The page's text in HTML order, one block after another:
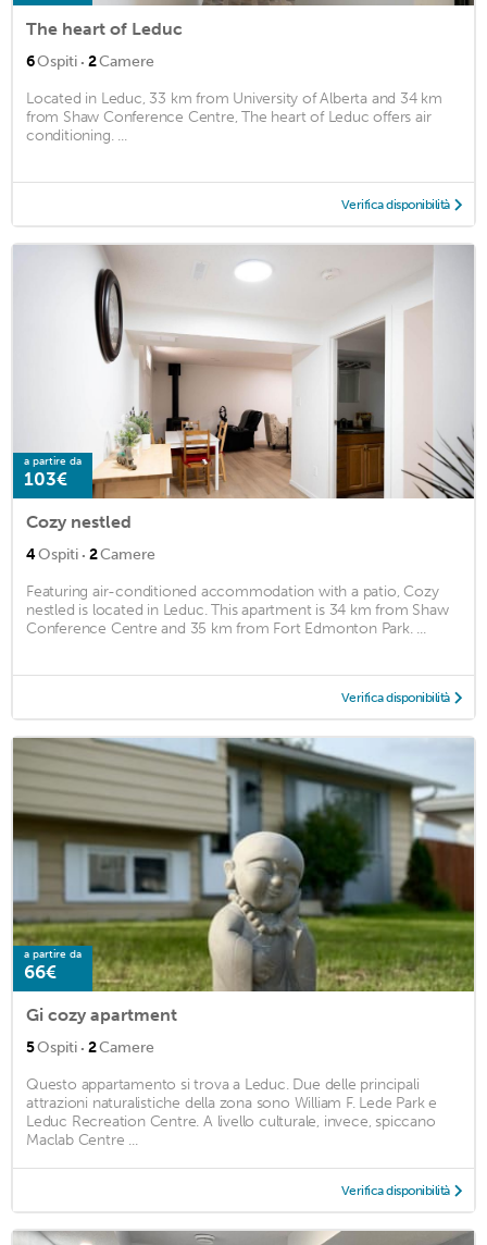
The heart of Leduc
6Ospiti · 2Camere
Located in Leduc, 33 km from University of Alberta and 34 km
from Shaw Conference Centre, The heart of Leduc offers air
conditioning. ...
Verifica disponibilità
a partire da
103€
Cozy nestled
4Ospiti · 2Camere
Featuring air-conditioned accommodation with a patio, Cozy
nestled is located in Leduc. This apartment is 34 km from Shaw
Conference Centre and 35 km from Fort Edmonton Park. ...
Verifica disponibilità
a partire da
66€
Gi cozy apartment
5Ospiti · 2Camere
Questo appartamento si trova a Leduc. Due delle principali
attrazioni naturalistiche della zona sono William F. Lede Park e
Leduc Recreation Centre. A livello culturale, invece, spiccano
Maclab Centre ...
Verifica disponibilità